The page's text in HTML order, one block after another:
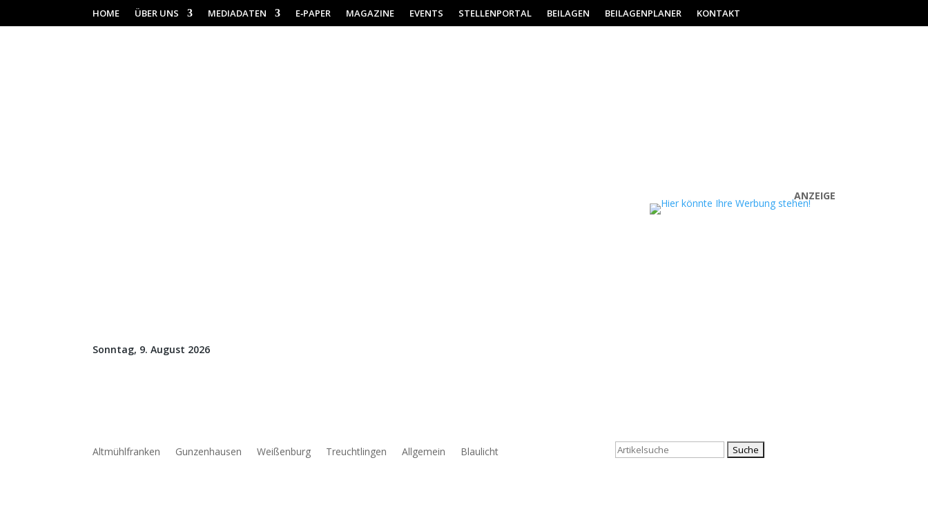
HOME ÜBER UNS MEDIADATEN E‑PAPER MAGAZINE EVENTS STELLENPORTAL BEILAGEN BEILAGENPLANER KONTAKT
Sonntag, 9. August 2026
ANZEIGE
Altmühlfranken Gunzenhausen Weißenburg Treuchtlingen Allgemein Blaulicht
Suchen